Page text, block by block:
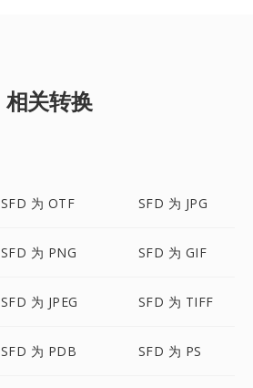
相关转换
SFD 为 OTF SFD 为 JPG
SFD 为 PNG SFD 为 GIF
SFD 为 JPEG SFD 为 TIFF
SFD 为 PDB SFD 为 PS